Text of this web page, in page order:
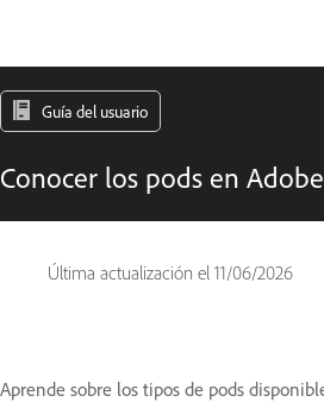
Guía del usuario
Conocer los pods en
Última actualización el 11/06/2026
Aprende sobre los tipos de pods